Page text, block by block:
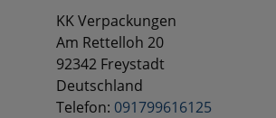
KK Verpackungen
Am Rettelloh 20
92342 Freystadt
Deutschland
Telefon: 091799616125